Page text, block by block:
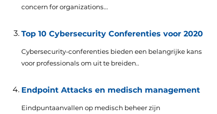
concern for organizations...
Top 10 Cybersecurity Conferenties voor 2020
Cybersecurity-conferenties bieden een belangrijke kans
voor professionals om uit te breiden..
Endpoint Attacks en medisch management
Eindpuntaanvallen op medisch beheer zijn